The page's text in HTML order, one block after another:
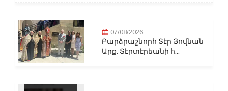
07/08/2026
Բարձրաշնորհ Տէր Յովնան
Արք. Տէրտէրեանի հ...